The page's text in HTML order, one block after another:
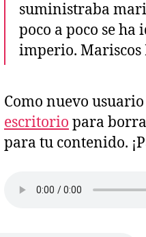
suministraba
poco a poco se
imperio. Mariscos
Como nuevo
escritorio para
para tu contenido.